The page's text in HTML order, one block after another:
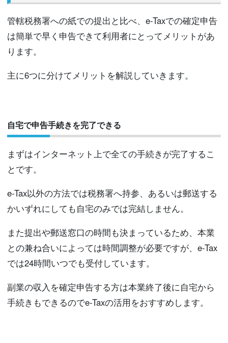
管轄税務署への紙での提出と比べ、e-Taxでの確定申告
は簡単で早く申告できて利用者にとってメリットがあ
ります。
主に6つに分けてメリットを解説していきます。
自宅で申告手続きを完了できる
まずはインターネット上で全ての手続きが完了するこ
とです。
e-Tax以外の方法では税務署へ持参、あるいは郵送する
かいずれにしても自宅のみでは完結しません。
また提出や郵送窓口の時間も決まっているため、本業
との兼ね合いによっては時間調整が必要ですが、e-Tax
では24時間いつでも受付しています。
副業の収入を確定申告する方は本業終了後に自宅から
手続きもできるのでe-Taxの活用をおすすめします。